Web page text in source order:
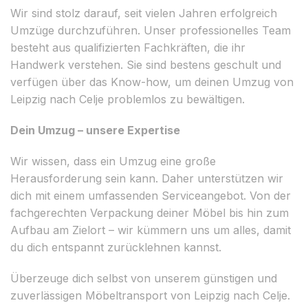
Wir sind stolz darauf, seit vielen Jahren erfolgreich
Umzüge durchzuführen. Unser professionelles Team
besteht aus qualifizierten Fachkräften, die ihr
Handwerk verstehen. Sie sind bestens geschult und
verfügen über das Know-how, um deinen Umzug von
Leipzig nach Celje problemlos zu bewältigen.
Dein Umzug – unsere Expertise
Wir wissen, dass ein Umzug eine große
Herausforderung sein kann. Daher unterstützen wir
dich mit einem umfassenden Serviceangebot. Von der
fachgerechten Verpackung deiner Möbel bis hin zum
Aufbau am Zielort – wir kümmern uns um alles, damit
du dich entspannt zurücklehnen kannst.
Überzeuge dich selbst von unserem günstigen und
zuverlässigen Möbeltransport von Leipzig nach Celje.